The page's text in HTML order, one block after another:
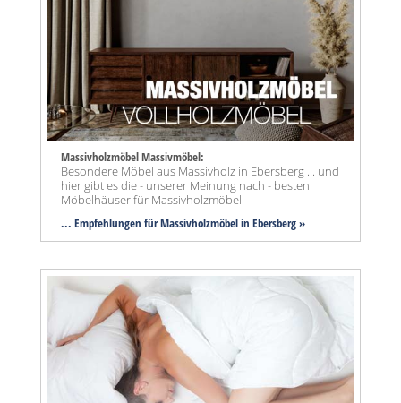
Massivholzmöbel Massivmöbel:
Besondere Möbel aus Massivholz in Ebersberg ... und
hier gibt es die - unserer Meinung nach - besten
Möbelhäuser für Massivholzmöbel
... Empfehlungen für Massivholzmöbel in Ebersberg »